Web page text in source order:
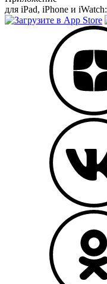
для iPad, iPhone и iWatch: